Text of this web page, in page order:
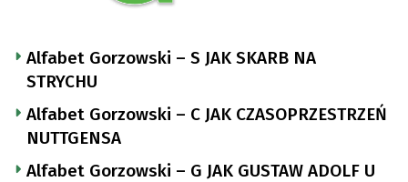
Alfabet Gorzowski – S JAK SKARB NA
STRYCHU
Alfabet Gorzowski – C JAK CZASOPRZESTRZEŃ
NUTTGENSA
Alfabet Gorzowski – G JAK GUSTAW ADOLF U